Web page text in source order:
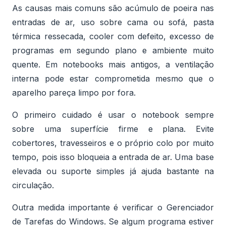
As causas mais comuns são acúmulo de poeira nas
entradas de ar, uso sobre cama ou sofá, pasta
térmica ressecada, cooler com defeito, excesso de
programas em segundo plano e ambiente muito
quente. Em notebooks mais antigos, a ventilação
interna pode estar comprometida mesmo que o
aparelho pareça limpo por fora.
O primeiro cuidado é usar o notebook sempre
sobre uma superfície firme e plana. Evite
cobertores, travesseiros e o próprio colo por muito
tempo, pois isso bloqueia a entrada de ar. Uma base
elevada ou suporte simples já ajuda bastante na
circulação.
Outra medida importante é verificar o Gerenciador
de Tarefas do Windows. Se algum programa estiver